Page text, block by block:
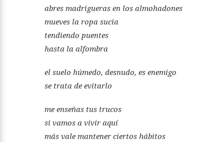
abres madrigueras en los almohadones
mueves la ropa sucia
tendiendo puentes
hasta la alfombra
el suelo húmedo, desnudo, es enemigo
se trata de evitarlo
me enseñas tus trucos
si vamos a vivir aquí
más vale mantener ciertos hábitos